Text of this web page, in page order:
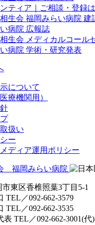
について
療機関用）
扱い
ー
ディア運用ポリシー
東区香椎照葉3丁目5-1
TEL／092-662-3579
TEL／092-662-3535
表 TEL／092-662-3001(代)